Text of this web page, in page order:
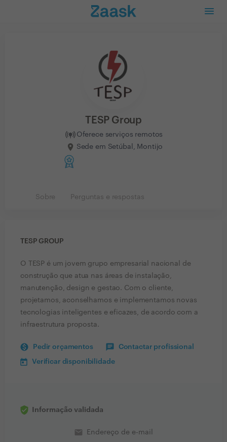
TESP Group
Oferece serviços remotos
Sede em Setúbal, Montijo
Sobre Perguntas e respostas
TESP GROUP
O TESP é um jovem grupo empresarial nacional de
construção que atua nas áreas de instalação,
manutenção, design e gestao. Com o cliente,
projetamos, aconselhamos e implementamos novas
tecnologias inteligentes e eficazes, de acordo com a
infraestrutura proposta.
Pedir orçamentos Contactar profissional
Verificar disponibilidade
Informação validada
email Endereço de e-mail